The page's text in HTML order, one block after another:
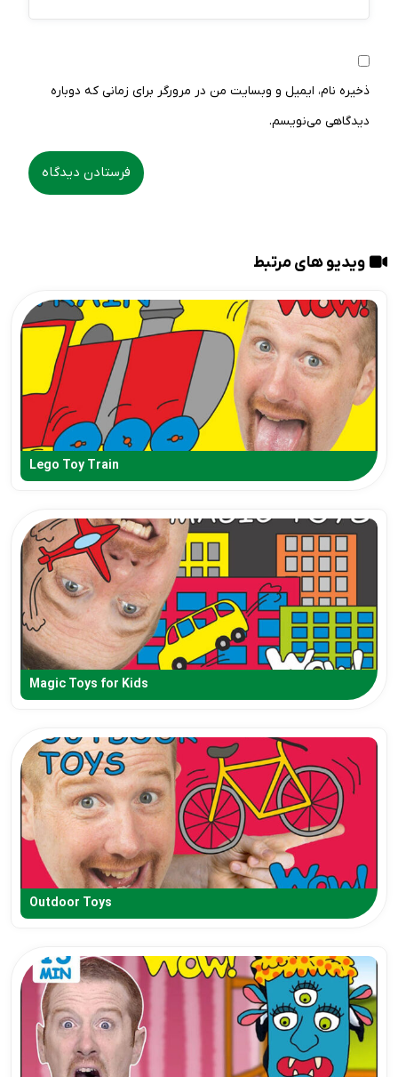
ذخیره نام، ایمیل و وبسایت من در مرورگر برای زمانی که دوباره
دیدگاهی می‌نویسم.
ویدیو های مرتبط
Lego Toy Train
Magic Toys for Kids
Outdoor Toys